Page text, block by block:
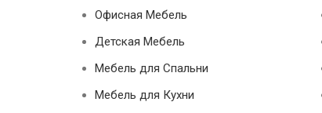
Офисная Мебель
Детская Мебель
Мебель для Спальни
Мебель для Кухни